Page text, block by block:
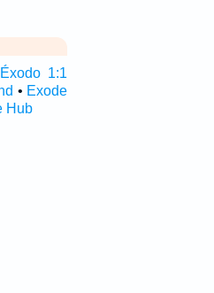
Éxodo 1:1
• Exode
Hub